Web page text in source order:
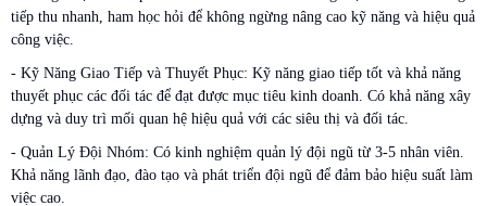
tiếp thu nhanh, ham học hỏi để không ngừng nâng cao kỹ năng và hiệu quả
công việc.
- Kỹ Năng Giao Tiếp và Thuyết Phục: Kỹ năng giao tiếp tốt và khả năng
thuyết phục các đối tác để đạt được mục tiêu kinh doanh. Có khả năng xây
dựng và duy trì mối quan hệ hiệu quả với các siêu thị và đối tác.
- Quản Lý Đội Nhóm: Có kinh nghiệm quản lý đội ngũ từ 3-5 nhân viên.
Khả năng lãnh đạo, đào tạo và phát triển đội ngũ để đảm bảo hiệu suất làm
việc cao.